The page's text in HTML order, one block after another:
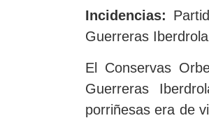
Incidencias:
Guerreras Iberdrola
El Conservas
Guerreras
porriñesas era de